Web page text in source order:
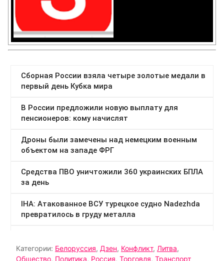
Категории: Белоруссия, Дзен, Конфликт, Литва,
Общество, Политика, Россия, Торговля, Транспорт